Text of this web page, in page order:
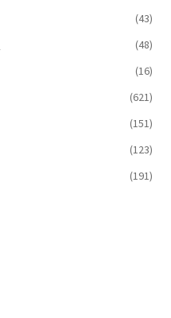
(43)
(48)
(16)
(621)
(151)
(123)
(191)